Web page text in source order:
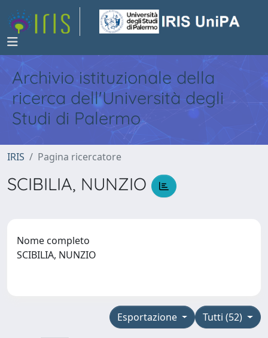
Archivio istituzionale della
ricerca dell'Università degli
Studi di Palermo
IRIS Pagina ricercatore
SCIBILIA, NUNZIO
Nome completo
SCIBILIA, NUNZIO
Tutti (52)
Esportazione